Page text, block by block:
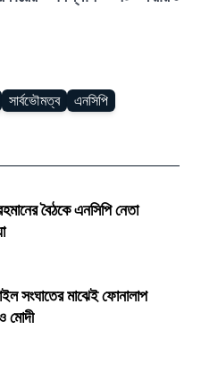
সার্বভৌমত্ব এনসিপি
বৈঠকে এনসিপি নেতা
সংঘাতের মাঝেই ফোনালাপ
মোদী